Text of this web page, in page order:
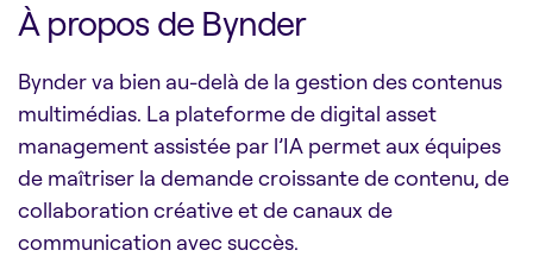
À propos de Bynder
Bynder va bien au-delà de la gestion des contenus
multimédias. La plateforme de digital asset
management assistée par l’IA permet aux équipes
de maîtriser la demande croissante de contenu, de
collaboration créative et de canaux de
communication avec succès.